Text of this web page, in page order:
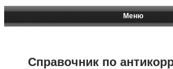
Меню
Справочник по